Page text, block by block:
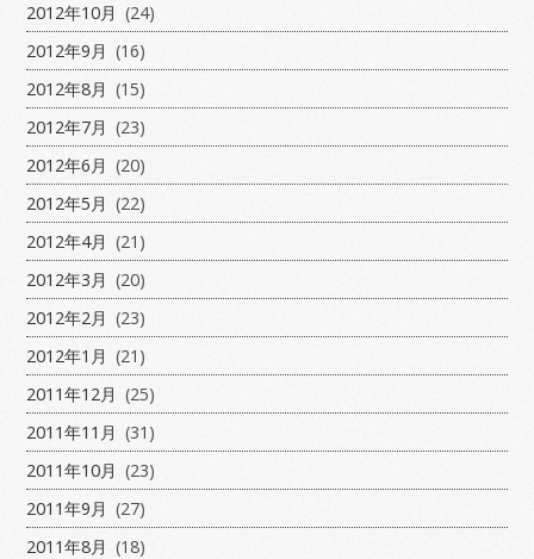
2012年10月 (24)
2012年9月 (16)
2012年8月 (15)
2012年7月 (23)
2012年6月 (20)
2012年5月 (22)
2012年4月 (21)
2012年3月 (20)
2012年2月 (23)
2012年1月 (21)
2011年12月 (25)
2011年11月 (31)
2011年10月 (23)
2011年9月 (27)
2011年8月 (18)